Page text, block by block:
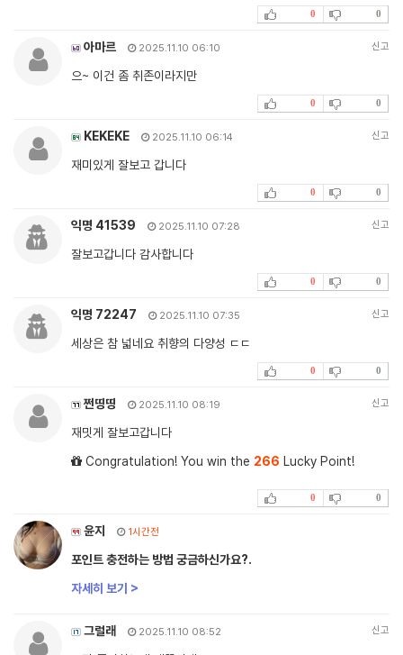
0 0
아마르 2025.11.10 06:10 신고
으~ 이건 좀 취존이라지만
0 0
KEKEKE 2025.11.10 06:14 신고
재미있게 잘보고 갑니다
0 0
익명 41539 2025.11.10 07:28 신고
잘보고갑니다 감사합니다
0 0
익명 72247 2025.11.10 07:35 신고
세상은 참 넓네요 취향의 다양성 ㄷㄷ
0 0
쩐띵띵 2025.11.10 08:19 신고
재밋게 잘보고갑니다
Congratulation! You win the 266 Lucky Point!
0 0
윤지 1시간전
포인트 충전하는 방법 궁금하신가요?.
자세히 보기 >
그럴래 2025.11.10 08:52 신고